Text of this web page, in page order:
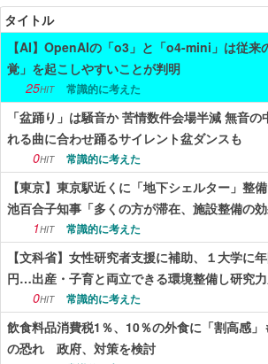
ニュース
エンタメ
スポーツ
漫画・アニメ
ゲーム
Vtuber
趣味
生活
アダルト
その他
タイトル
【AI】OpenAIの「o3」と「o4-mini」は従来
覚」を起こしやすいことが判明
25HIT 常識的に考えた
「盆踊り」は騒音か 苦情数件会場半減 無音
れる曲に合わせ踊るサイレント盆ダンスも
0HIT 常識的に考えた
【東京】東京駅近くに「地下シェルター」整
池百合子知事「多くの方が滞在、施設整備の効
1HIT 常識的に考えた
【文科省】女性研究者支援に補助、１大学に
円…出産・子育と両立できる環境整備し研究
0HIT 常識的に考えた
飲食料品消費税1％、10％の外食に「割高感
の恐れ 政府、対策を検討